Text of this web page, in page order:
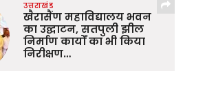
उत्तराखंड
खैरासैंण महाविद्यालय भवन
का उद्घाटन, सतपुली झील
निर्माण कार्यों का भी किया
निरीक्षण…